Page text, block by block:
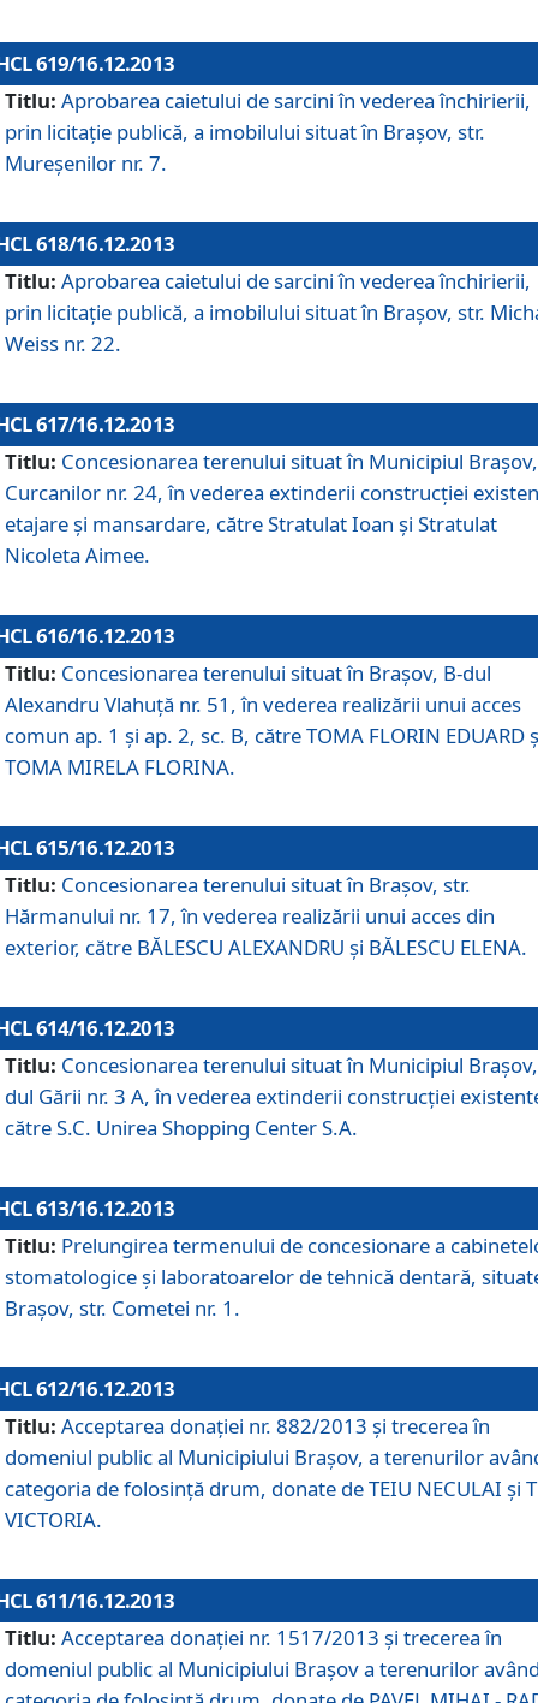
619/16.12.2013
Titlu: Aprobarea caietului de sarcini în vederea închirierii,
prin licitaţie publică, a imobilului situat în Braşov, str.
Mureşenilor nr. 7.
618/16.12.2013
Titlu: Aprobarea caietului de sarcini în vederea închirierii,
prin licitaţie publică, a imobilului situat în Braşov, str.
Weiss nr. 22.
617/16.12.2013
Titlu: Concesionarea terenului situat în Municipiul
Curcanilor nr. 24, în vederea extinderii construcţiei
etajare şi mansardare, către Stratulat Ioan şi Stratulat
Nicoleta Aimee.
616/16.12.2013
Titlu: Concesionarea terenului situat în Braşov, B-dul
Alexandru Vlahuţă nr. 51, în vederea realizării unui acces
comun ap. 1 şi ap. 2, sc. B, către TOMA FLORIN EDUARD
TOMA MIRELA FLORINA.
615/16.12.2013
Titlu: Concesionarea terenului situat în Braşov, str.
Hărmanului nr. 17, în vederea realizării unui acces din
exterior, către BĂLESCU ALEXANDRU şi BĂLESCU ELENA.
614/16.12.2013
Titlu: Concesionarea terenului situat în Municipiul
dul Gării nr. 3 A, în vederea extinderii construcţiei
către S.C. Unirea Shopping Center S.A.
613/16.12.2013
Titlu: Prelungirea termenului de concesionare a
stomatologice şi laboratoarelor de tehnică dentară,
Braşov, str. Cometei nr. 1.
612/16.12.2013
Titlu: Acceptarea donaţiei nr. 882/2013 şi trecerea în
domeniul public al Municipiului Braşov, a terenurilor
categoria de folosinţă drum, donate de TEIU NECULAI şi
VICTORIA.
611/16.12.2013
Titlu: Acceptarea donaţiei nr. 1517/2013 şi trecerea în
domeniul public al Municipiului Braşov a terenurilor